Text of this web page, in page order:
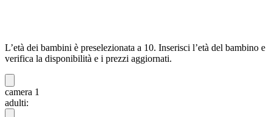
L’età dei bambini è preselezionata a 10. Inserisci l’età del bambino e
verifica la disponibilità e i prezzi aggiornati.
camera 1
adulti: